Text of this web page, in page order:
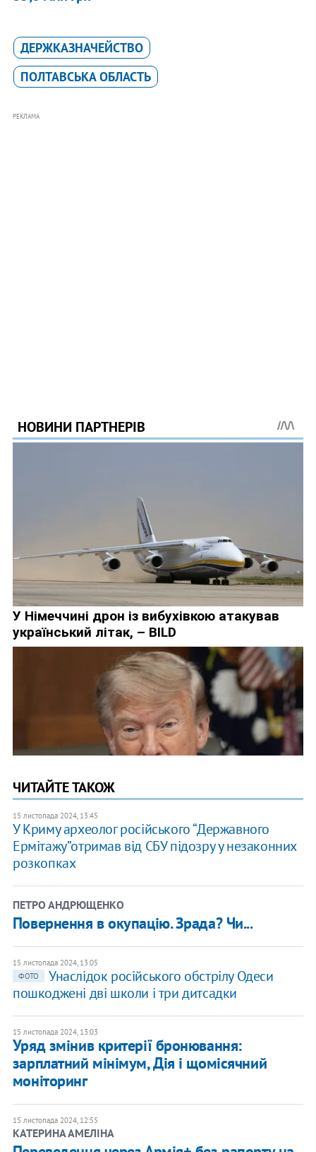
ДЕРЖКАЗНАЧЕЙСТВО
ПОЛТАВСЬКА ОБЛАСТЬ
РЕКЛАМА
ЧИТАЙТЕ ТАКОЖ
15 листопада 2024, 13:45
У Криму археолог російського “Державного
Ермітажу”отримав від СБУ підозру у незаконних
розкопках
ПЕТРО АНДРЮЩЕНКО
Повернення в окупацію. Зрада? Чи...
15 листопада 2024, 13:05
ФОТО
Унаслідок російського обстрілу Одеси
пошкоджені дві школи і три дитсадки
15 листопада 2024, 13:03
Уряд змінив критерії бронювання:
зарплатний мінімум, Дія і щомісячний
моніторинг
15 листопада 2024, 12:55
КАТЕРИНА АМЕЛІНА